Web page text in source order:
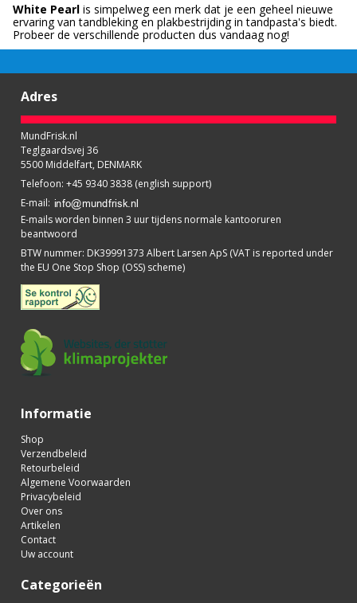
White Pearl is simpelweg een merk dat je een geheel nieuwe
ervaring van tandbleking en plakbestrijding in tandpasta's biedt.
Probeer de verschillende producten dus vandaag nog!
Adres
MundFrisk.nl
Teglgaardsvej 36
5500 Middelfart, DENMARK
Telefoon: +45 9340 3838 (english support)
E-mail:
E-mails worden binnen 3 uur tijdens normale kantooruren
beantwoord
BTW nummer: DK39991373 Albert Larsen ApS (VAT is reported under
the EU One Stop Shop (OSS) scheme)
Informatie
Shop
Verzendbeleid
Retourbeleid
Algemene Voorwaarden
Privacybeleid
Over ons
Artikelen
Contact
Uw account
Categorieën